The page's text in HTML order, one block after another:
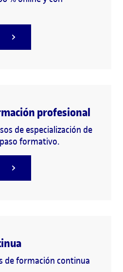
profesional
de especialización de
formativo.
de formación continua